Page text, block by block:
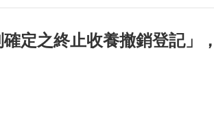
定之終止收養撤銷登記」